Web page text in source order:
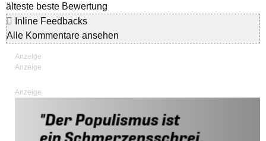
älteste beste Bewertung
Inline Feedbacks
Alle Kommentare ansehen
Anzeige